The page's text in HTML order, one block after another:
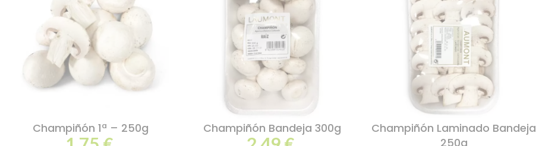
Champiñón 1ª – 250g Champiñón Bandeja 300g
Champiñón Laminado Bandeja
250g